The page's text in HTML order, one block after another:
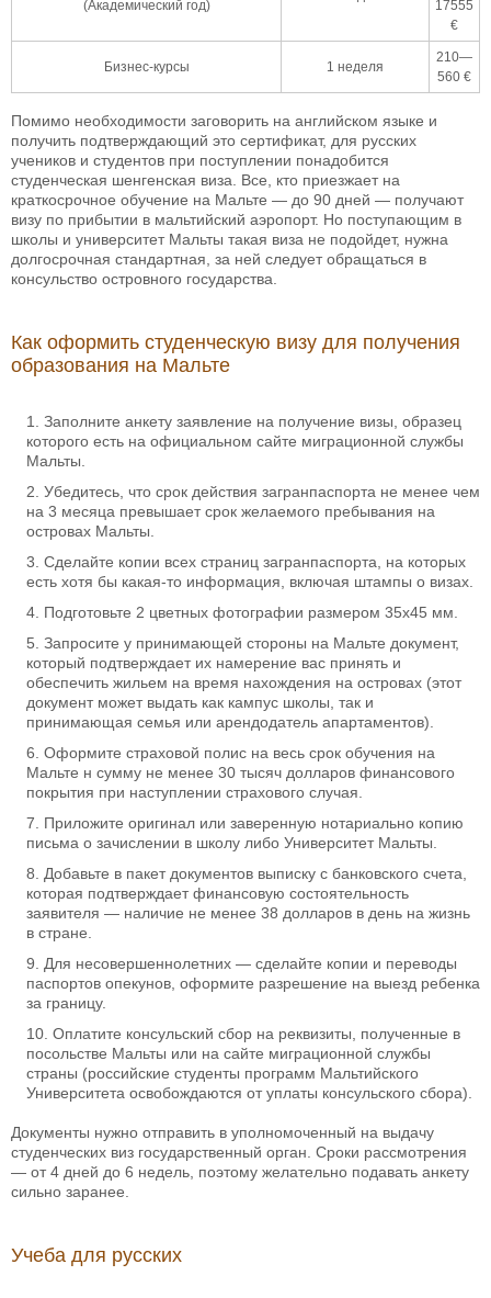
(Академический год)
17555
€
Бизнес-курсы 1 неделя
210—
560 €
Помимо необходимости заговорить на английском языке и
получить подтверждающий это сертификат, для русских
учеников и студентов при поступлении понадобится
студенческая шенгенская виза. Все, кто приезжает на
краткосрочное обучение на Мальте — до 90 дней — получают
визу по прибытии в мальтийский аэропорт. Но поступающим в
школы и университет Мальты такая виза не подойдет, нужна
долгосрочная стандартная, за ней следует обращаться в
консульство островного государства.
Как оформить студенческую визу для получения
образования на Мальте
Заполните анкету заявление на получение визы, образец
которого есть на официальном сайте миграционной службы
Мальты.
Убедитесь, что срок действия загранпаспорта не менее чем
на 3 месяца превышает срок желаемого пребывания на
островах Мальты.
Сделайте копии всех страниц загранпаспорта, на которых
есть хотя бы какая-то информация, включая штампы о визах.
Подготовьте 2 цветных фотографии размером 35х45 мм.
Запросите у принимающей стороны на Мальте документ,
который подтверждает их намерение вас принять и
обеспечить жильем на время нахождения на островах (этот
документ может выдать как кампус школы, так и
принимающая семья или арендодатель апартаментов).
Оформите страховой полис на весь срок обучения на
Мальте н сумму не менее 30 тысяч долларов финансового
покрытия при наступлении страхового случая.
Приложите оригинал или заверенную нотариально копию
письма о зачислении в школу либо Университет Мальты.
Добавьте в пакет документов выписку с банковского счета,
которая подтверждает финансовую состоятельность
заявителя — наличие не менее 38 долларов в день на жизнь
в стране.
Для несовершеннолетних — сделайте копии и переводы
паспортов опекунов, оформите разрешение на выезд ребенка
за границу.
Оплатите консульский сбор на реквизиты, полученные в
посольстве Мальты или на сайте миграционной службы
страны (российские студенты программ Мальтийского
Университета освобождаются от уплаты консульского сбора).
Документы нужно отправить в уполномоченный на выдачу
студенческих виз государственный орган. Сроки рассмотрения
— от 4 дней до 6 недель, поэтому желательно подавать анкету
сильно заранее.
Учеба для русских